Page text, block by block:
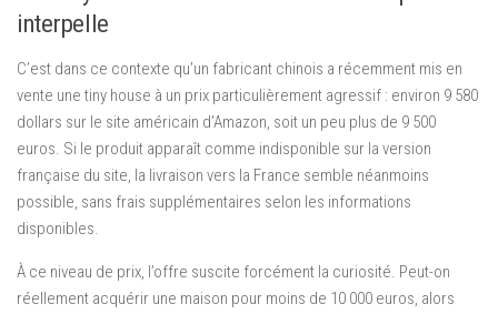
interpelle
C’est dans ce contexte qu’un fabricant chinois a récemment mis en
vente une tiny house à un prix particulièrement agressif : environ 9 580
dollars sur le site américain d’Amazon, soit un peu plus de 9 500
euros. Si le produit apparaît comme indisponible sur la version
française du site, la livraison vers la France semble néanmoins
possible, sans frais supplémentaires selon les informations
disponibles.
À ce niveau de prix, l’offre suscite forcément la curiosité. Peut-on
réellement acquérir une maison pour moins de 10 000 euros, alors